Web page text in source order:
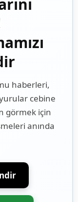
haberleri,
cebine
görmek için
anında